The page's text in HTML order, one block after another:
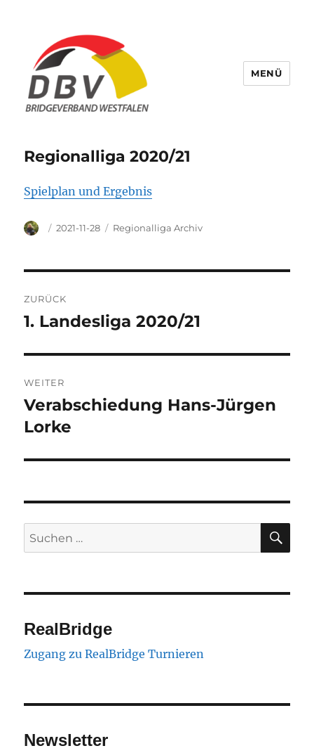
MENÜ
Regionalliga 2020/21
Spielplan und Ergebnis
Autor
Veröffentlicht
2021-11-28 Kategorien
Regionalliga Archiv
ZURÜCK
Vorheriger
1. Landesliga 2020/21
WEITER
Nächster
Beitrag:
Verabschiedung Hans-Jürgen
Lorke
Suchen
nach:
RealBridge
Zugang zu RealBridge Turnieren
Newsletter